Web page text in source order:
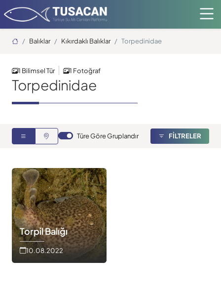
Ana Sayfa
Balıklar Kıkırdaklı Balıklar Torpedinidae
1 Bilimsel Tür 1 Fotoğraf
Torpedinidae
Türe Göre Gruplandır FİLTRELER
Torpil Balığı
10.08.2022